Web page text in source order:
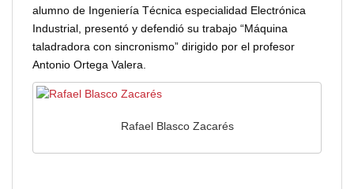
alumno de Ingeniería Técnica especialidad Electrónica
Industrial, presentó y defendió su trabajo “Máquina
taladradora con sincronismo” dirigido por el profesor
Antonio Ortega Valera.
Rafael Blasco Zacarés